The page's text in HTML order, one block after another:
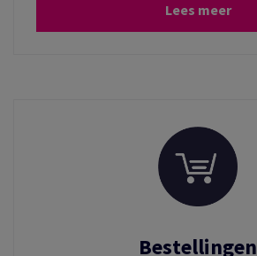
Lees meer
Bestellingen